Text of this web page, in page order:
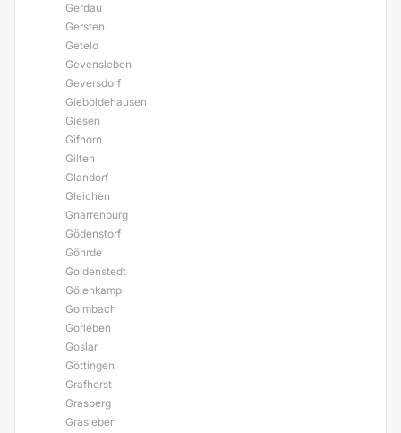
Gerdau
Gersten
Getelo
Gevensleben
Geversdorf
Gieboldehausen
Giesen
Gifhorn
Gilten
Glandorf
Gleichen
Gnarrenburg
Gödenstorf
Göhrde
Goldenstedt
Gölenkamp
Golmbach
Gorleben
Goslar
Göttingen
Grafhorst
Grasberg
Grasleben